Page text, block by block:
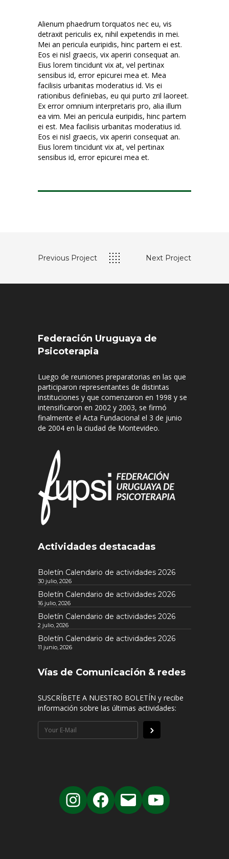
Alienum phaedrum torquatos nec eu, vis
detraxit periculis ex, nihil expetendis in mei.
Mei an pericula euripidis, hinc partem ei est.
Eos ei nisl graecis, vix aperiri consequat an.
Eius lorem tincidunt vix at, vel pertinax
sensibus id, error epicurei mea et. Mea
facilisis urbanitas moderatius id. Vis ei
rationibus definiebas, eu qui purto zril laoreet.
Ex error omnium interpretaris pro, alia illum
ea vim. Mei an pericula euripidis, hinc partem
ei est. Mea facilisis urbanitas moderatius id.
Eos ei nisl graecis, vix aperiri consequat an.
Eius lorem tincidunt vix at, vel pertinax
sensibus id, error epicurei mea et.
Previous Project Next Project
Federación Uruguaya de
Psicoterapia
Luego de reuniones preparatorias en las que
participaron representantes de distintas
instituciones y que comenzaron en 1998 y se
intensificaron en 2002 y 2003, se firmó
finalmente el Acta Fundacional el 3 de junio
de 2004 en la ciudad de Montevideo.
Actividades destacadas
Boletín Calendario de actividades 2026
30 julio, 2026
Boletín Calendario de actividades 2026
16 julio, 2026
Boletín Calendario de actividades 2026
2 julio, 2026
Boletín Calendario de actividades 2026
11 junio, 2026
Vías de Comunicación & redes
SUSCRÍBETE A NUESTRO BOLETÍN y recibe
información sobre las últimas actividades: